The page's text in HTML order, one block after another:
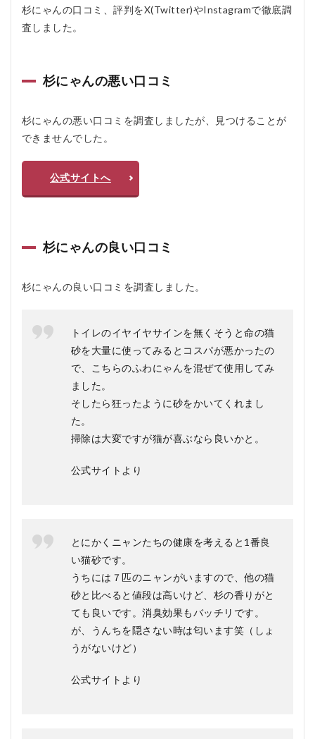
4.2
❌ デ
メリ
杉
ん
を
お
す
す
す
し
人
に
ゃ
杉にゃんの口コミ、評判をX(Twitter)やInstagramで徹底調
査しました。
杉にゃんの悪い口コミ
杉にゃんの悪い口コミを調査しましたが、見つけることが
できませんでした。
公式サイトへ
杉にゃんの良い口コミ
杉にゃんの良い口コミを調査しました。
トイレのイヤイヤサインを無くそうと命の猫
砂を大量に使ってみるとコスパが悪かったの
で、こちらのふわにゃんを混ぜて使用してみ
ました。
そしたら狂ったように砂をかいてくれまし
た。
掃除は大変ですが猫が喜ぶなら良いかと。
公式サイトより
とにかくニャンたちの健康を考えると1番良
い猫砂です。
うちには７匹のニャンがいますので、他の猫
砂と比べると値段は高いけど、杉の香りがと
ても良いです。消臭効果もバッチリです。
が、うんちを隠さない時は匂います笑（しょ
うがないけど）
公式サイトより